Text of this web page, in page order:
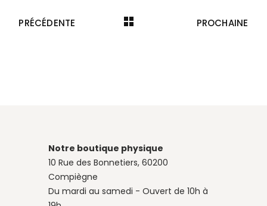
PRÉCÉDENTE PROCHAINE
Notre boutique physique
10 Rue des Bonnetiers, 60200
Compiègne
Du mardi au samedi - Ouvert de 10h à